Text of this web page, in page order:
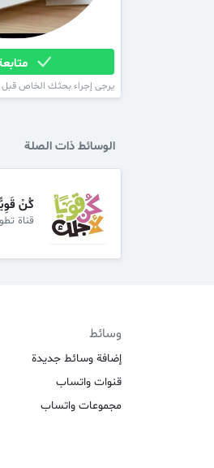
يرجى إجراء بحثك الخاص قبل
الوسائط ذات الصلة
كُنْ
قناة
وسائط
إضافة وسائط جديدة
قنوات واتساب
مجموعات واتساب